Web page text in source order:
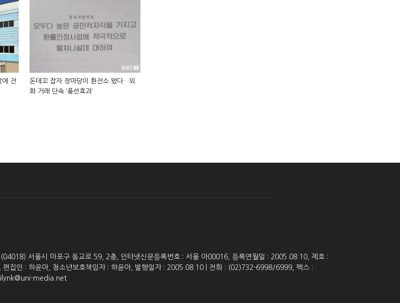
에 전
돈데꼬 잡자 장마당이 환전소 됐다…외
화 거래 단속 ‘풍선효과’
서울시 마포구 동교로 59, 2층, 인터넷신문등록번호 : 서울 아00016, 등록연월일 : 2005.08.10, 제호 :
편집인 : 하윤아, 청소년보호책임자 : 하윤아, 발행일자 : 2005.08.10 | 전화 : (02)732-6998/6999, 팩스 :
media.net